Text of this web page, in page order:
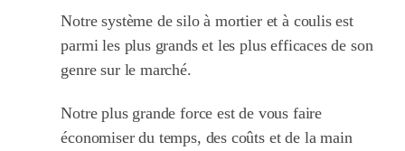
Notre système de silo à mortier et à coulis est
parmi les plus grands et les plus efficaces de son
genre sur le marché.
Notre plus grande force est de vous faire
économiser du temps, des coûts et de la main